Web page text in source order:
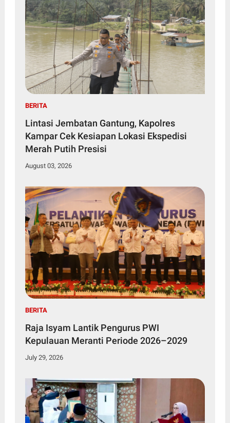
BERITA
Lintasi Jembatan Gantung, Kapolres
Kampar Cek Kesiapan Lokasi Ekspedisi
Merah Putih Presisi
August 03, 2026
BERITA
Raja Isyam Lantik Pengurus PWI
Kepulauan Meranti Periode 2026–2029
July 29, 2026